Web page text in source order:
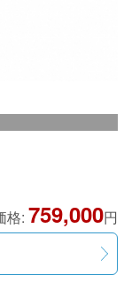
格: 759,000円